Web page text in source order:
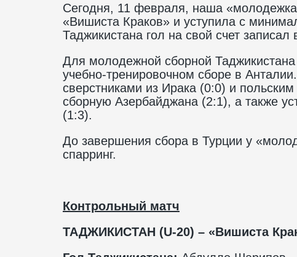
Сегодня, 11 февраля, наша
«Вишиста Краков» и уступила с
Таджикистана гол на свой счет
Для молодежной сборной
учебно-тренировочном сборе в
сверстниками из Ирака (0:0) и
сборную Азербайджана (2:1), а также
(1:3).
До завершения сбора в Турции у
спарринг.
Контрольный матч
ТАДЖИКИСТАН (U-20) – «Вишиста